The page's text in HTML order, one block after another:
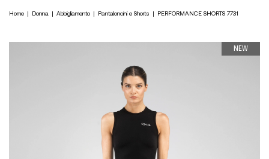
Home | Donna | Abbigliamento | Pantaloncini e Shorts | PERFORMANCE SHORTS 7731
NEW